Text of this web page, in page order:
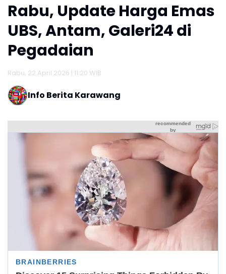
Rabu, Update Harga Emas
UBS, Antam, Galeri24 di
Pegadaian
Rabu, 22 April 2026 | 11:20 WIB
Info Berita Karawang